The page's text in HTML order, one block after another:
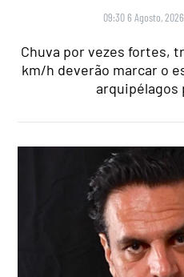
09:30 6 Agosto, 2026
Chuva por vezes fortes,
km/h deverão marcar o
arquipélagos